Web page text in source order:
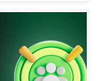
Chứng khoán
Giá cà phê